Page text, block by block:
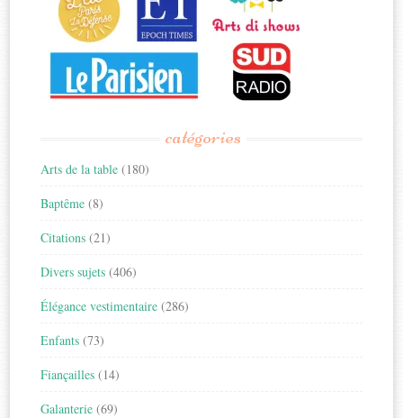
catégories
Arts de la table (180)
Baptême (8)
Citations (21)
Divers sujets (406)
Élégance vestimentaire (286)
Enfants (73)
Fiançailles (14)
Galanterie (69)